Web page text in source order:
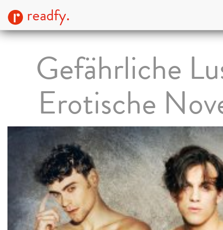
readfy.
Gefährliche
Erotische